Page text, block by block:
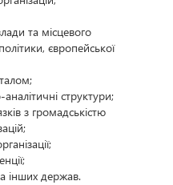
та місцевого
європейської
структури;
з громадськістю
інших держав.